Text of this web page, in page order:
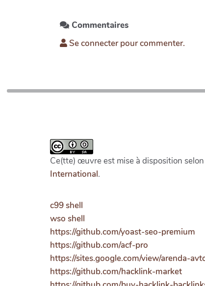
Commentaires
Se connecter pour commenter.
Ce(tte) œuvre est mise à disposition
International.
c99 shell
wso shell
https://github.com/yoast-seo-premium
https://github.com/acf-pro
https://sites.google.com/view/arenda-
https://github.com/hacklink-market